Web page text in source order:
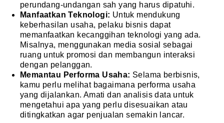
perundang-undangan sah yang harus dipatuhi.
Manfaatkan Teknologi: Untuk mendukung
keberhasilan usaha, pelaku bisnis dapat
memanfaatkan kecanggihan teknologi yang ada.
Misalnya, menggunakan media sosial sebagai
ruang untuk promosi dan membangun interaksi
dengan pelanggan.
Memantau Performa Usaha: Selama berbisnis,
kamu perlu melihat bagaimana performa usaha
yang dijalankan. Amati dan analisis data untuk
mengetahui apa yang perlu disesuaikan atau
ditingkatkan agar penjualan semakin lancar.